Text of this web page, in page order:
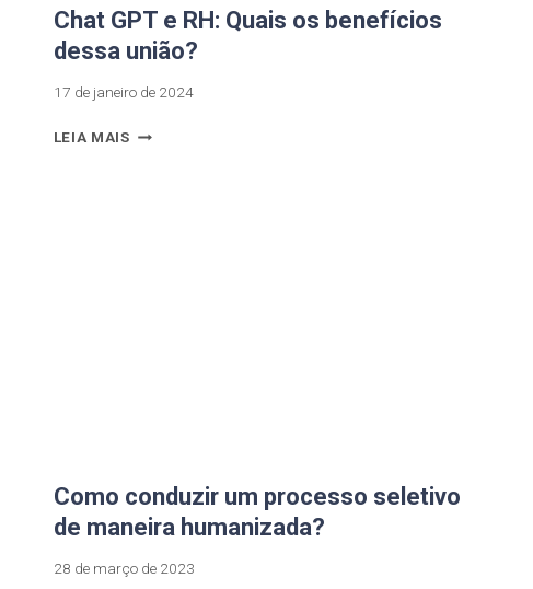
Chat GPT e RH: Quais os benefícios
dessa união?
17 de janeiro de 2024
LEIA MAIS
Como conduzir um processo seletivo
de maneira humanizada?
28 de março de 2023